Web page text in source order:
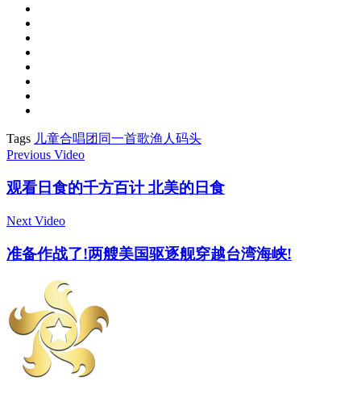
Tags 儿童合唱团 同一首歌渔人码头
Previous Video
观看日食的千方百计 北美的日食
Next Video
准备作战了!两艘美国驱逐舰穿越台湾海峡!